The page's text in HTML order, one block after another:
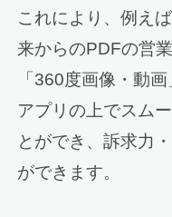
これにより、例え
来からのPDFの営
「360度画像・動
アプリの上でスム
とができ、訴求力
ができます。